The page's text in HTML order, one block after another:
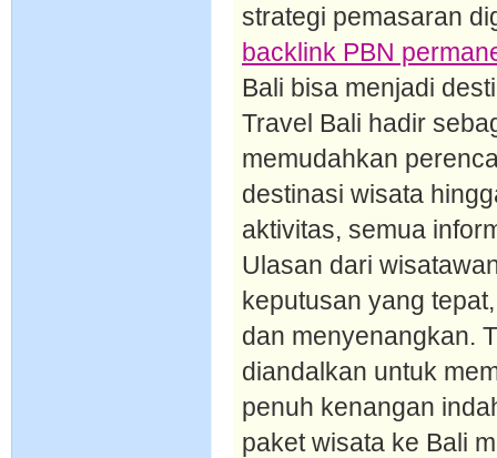
strategi pemasaran
backlink PBN
Bali bisa menjadi
Travel Bali hadir
memudahkan
destinasi wisata
aktivitas, semua
Ulasan dari
keputusan yang
dan menyenangkan.
diandalkan untuk
penuh kenangan
paket wisata ke Bali